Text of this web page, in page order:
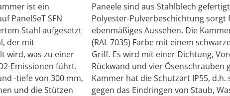
ist ein
PanelSeT SFN
Stahl aufgesetzt
der mit
wird, was zu einer
Emissionen führt.
-tiefe von 300 mm,
und die Stützen
Eine Epoxid-
sorgt für ein
hat eine graue
9005)
Vorder- und
geliefert. Die
d.h. sie ist resistent
und Öl. Das